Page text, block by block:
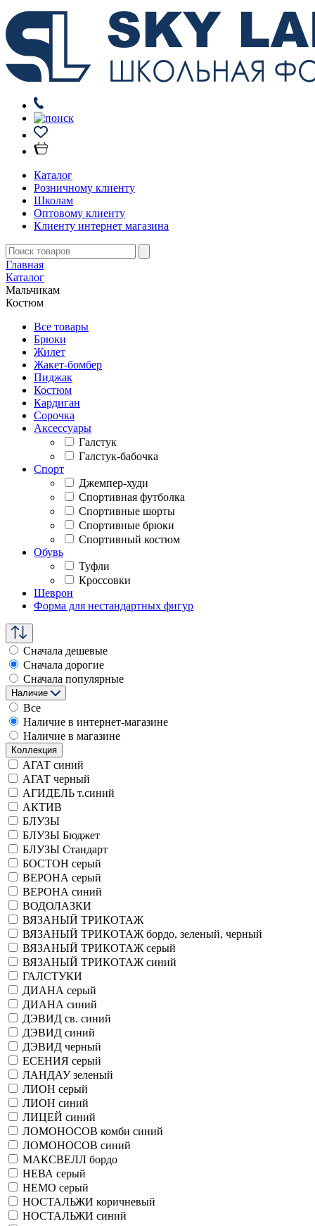
Каталог
Розничному клиенту
Школам
Оптовому клиенту
Клиенту интернет магазина
Главная
Каталог
Мальчикам
Костюм
Все товары
Брюки
Жилет
Жакет-бомбер
Пиджак
Костюм
Кардиган
Сорочка
Аксессуары
Галстук
Галстук-бабочка
Спорт
Джемпер-худи
Спортивная футболка
Спортивные шорты
Спортивные брюки
Спортивный костюм
Обувь
Туфли
Кроссовки
Шеврон
Форма для нестандартных фигур
Сначала дешевые
Сначала дорогие
Сначала популярные
Наличие
Все
Наличие в интернет-магазине
Наличие в магазине
Коллекция
АГАТ синий
АГАТ черный
АГИДЕЛЬ т.синий
АКТИВ
БЛУЗЫ
БЛУЗЫ Бюджет
БЛУЗЫ Стандарт
БОСТОН серый
ВЕРОНА серый
ВЕРОНА синий
ВОДОЛАЗКИ
ВЯЗАНЫЙ ТРИКОТАЖ
ВЯЗАНЫЙ ТРИКОТАЖ бордо, зеленый, черный
ВЯЗАНЫЙ ТРИКОТАЖ серый
ВЯЗАНЫЙ ТРИКОТАЖ синий
ГАЛСТУКИ
ДИАНА серый
ДИАНА синий
ДЭВИД св. синий
ДЭВИД синий
ДЭВИД черный
ЕСЕНИЯ серый
ЛАНДАУ зеленый
ЛИОН серый
ЛИОН синий
ЛИЦЕЙ синий
ЛОМОНОСОВ комби синий
ЛОМОНОСОВ синий
МАКСВЕЛЛ бордо
НЕВА серый
НЕМО серый
НОСТАЛЬЖИ коричневый
НОСТАЛЬЖИ синий